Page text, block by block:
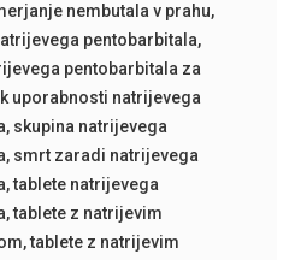
nembutala v prahu,
pentobarbitala,
pentobarbitala za
uporabnosti natrijevega
, skupina natrijevega
, smrt zaradi natrijevega
,tablete natrijevega
,tablete z natrijevim
,tablete z natrijevim